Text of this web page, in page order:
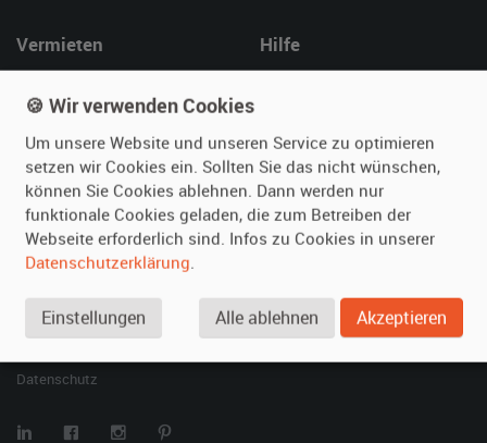
Vermieten
Fotos senden
Fragen für Vermieter
Inserat verwalten
Hilfe
Kontakt
SPECIAL
Berühmte Filmautos –
Datenschutz
🍪 Wir verwenden Cookies
Um unsere Website und unseren Service zu optimieren
setzen wir Cookies ein. Sollten Sie das nicht wünschen,
können Sie Cookies ablehnen. Dann werden nur
funktionale Cookies geladen, die zum Betreiben der
Webseite erforderlich sind. Infos zu Cookies in unserer
Datenschutzerklärung.
Einstellungen Alle ablehnen Akzeptieren